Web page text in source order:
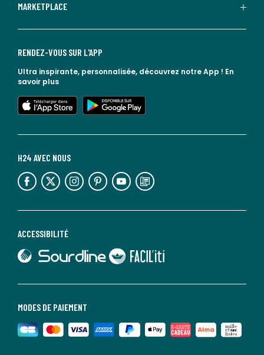
MARKETPLACE
MODES DE PAIEMENT
ACCESSIBILITÉ
lien vers Sourdline
lien vers Faciliti
H24 AVEC NOUS
lien vers l'espace réseaux sociaux lien vers l'espace réseaux sociaux lien vers l'espace réseaux sociaux lien vers l'espace réseaux sociaux lien vers l'espace réseaux sociaux lien vers le blog la redoute
RENDEZ-VOUS SUR L'APP
Ultra inspirante, personnalisée, découvrez notre App ! En
savoir plus
lien vers l'app store
lien vers google play